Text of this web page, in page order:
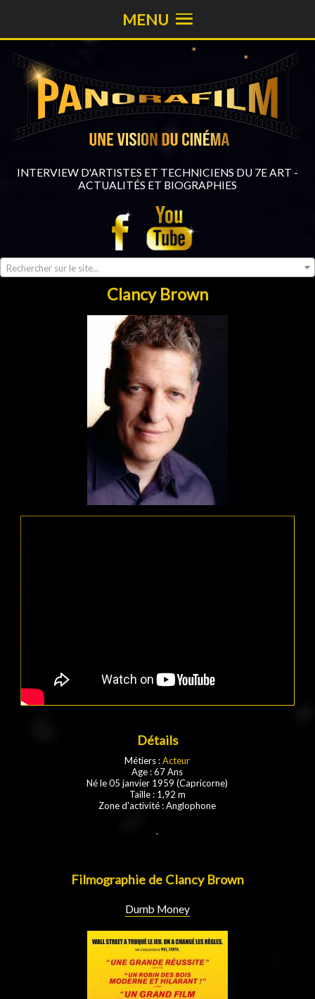
INTERVIEW D'ARTISTES ET TECHNICIENS DU 7E ART -
ACTUALITÉS ET BIOGRAPHIES
Rechercher sur le site...
MENU
Clancy Brown
Détails
Métiers :Acteur
Age : 67 Ans
Né le 05 janvier 1959 (Capricorne)
Taille : 1,92 m
Zone d'activité : Anglophone
.
Filmographie de Clancy Brown
Dumb Money